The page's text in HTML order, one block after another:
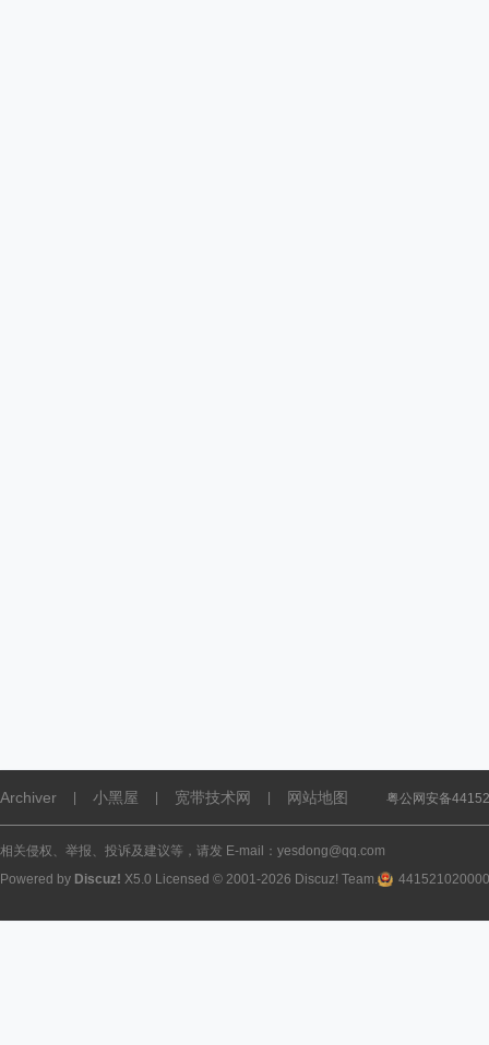
Archiver 小黑屋 宽带技术网 网站地图 粤公网安备
相关侵权、举报、投诉及建议等，请发 E-mail：yesdong@qq.com
Powered by Discuz! X5.0 Licensed © 2001-2026 Discuz! Team.